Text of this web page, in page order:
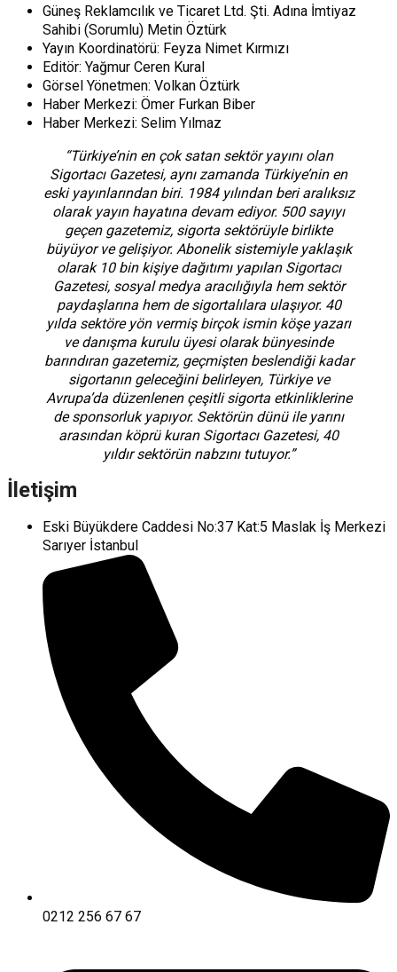
Güneş Reklamcılık ve Ticaret Ltd. Şti. Adına İmtiyaz
Sahibi (Sorumlu) Metin Öztürk
Yayın Koordinatörü: Feyza Nimet Kırmızı
Editör: Yağmur Ceren Kural
Görsel Yönetmen: Volkan Öztürk
Haber Merkezi: Ömer Furkan Biber
Haber Merkezi: Selim Yılmaz
“Türkiye’nin en çok satan sektör yayını olan
Sigortacı Gazetesi, aynı zamanda Türkiye’nin en
eski yayınlarından biri. 1984 yılından beri aralıksız
olarak yayın hayatına devam ediyor. 500 sayıyı
geçen gazetemiz, sigorta sektörüyle birlikte
büyüyor ve gelişiyor. Abonelik sistemiyle yaklaşık
olarak 10 bin kişiye dağıtımı yapılan Sigortacı
Gazetesi, sosyal medya aracılığıyla hem sektör
paydaşlarına hem de sigortalılara ulaşıyor. 40
yılda sektöre yön vermiş birçok ismin köşe yazarı
ve danışma kurulu üyesi olarak bünyesinde
barındıran gazetemiz, geçmişten beslendiği kadar
sigortanın geleceğini belirleyen, Türkiye ve
Avrupa’da düzenlenen çeşitli sigorta etkinliklerine
de sponsorluk yapıyor. Sektörün dünü ile yarını
arasından köprü kuran Sigortacı Gazetesi, 40
yıldır sektörün nabzını tutuyor.”
İletişim
Eski Büyükdere Caddesi No:37 Kat:5 Maslak İş Merkezi
Sarıyer İstanbul
0212 256 67 67